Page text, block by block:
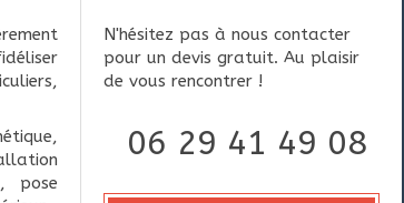
pose
N'hésitez pas à nous contacter
pour un devis gratuit. Au plaisir
de vous rencontrer !
06 29 41 49 08